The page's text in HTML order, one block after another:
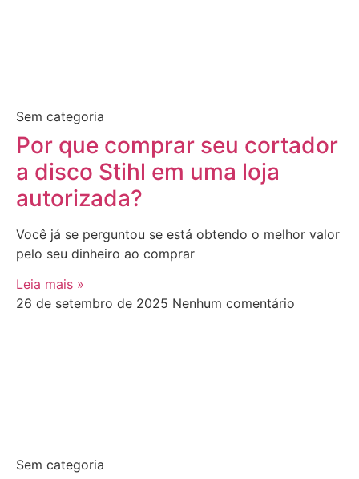
Sem categoria
Por que comprar seu cortador
a disco Stihl em uma loja
autorizada?
Você já se perguntou se está obtendo o melhor valor
pelo seu dinheiro ao comprar
Leia mais »
26 de setembro de 2025 Nenhum comentário
Sem categoria